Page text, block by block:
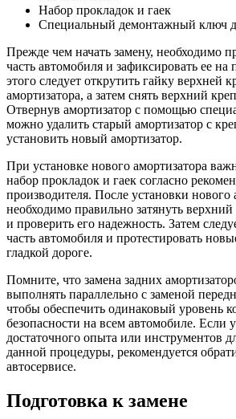
Набор прокладок и гаек
Специальный демонтажный ключ
Прежде чем начать замену, необходимо
часть автомобиля и зафиксировать ее на
этого следует открутить гайку верхней
амортизатора, а затем снять верхний
Отвернув амортизатор с помощью
можно удалить старый амортизатор с
установить новый амортизатор.
При установке нового амортизатора
набор прокладок и гаек согласно
производителя. После установки нового
необходимо правильно затянуть
и проверить его надежность. Затем
часть автомобиля и протестировать
гладкой дороге.
Помните, что замена задних
выполнять параллельно с заменой
чтобы обеспечить одинаковый уровень
безопасности на всем автомобиле. Если
достаточного опыта или инструментов
данной процедуры, рекомендуется
автосервисе.
Подготовка к замене